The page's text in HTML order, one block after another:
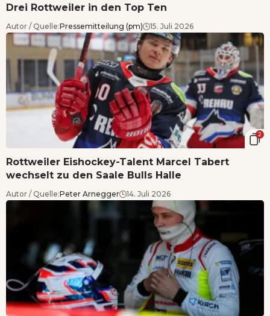
Drei Rottweiler in den Top Ten
Autor / Quelle:Pressemitteilung (pm) 15. Juli 2026
2
Rottweiler Eishockey-Talent Marcel Tabert
wechselt zu den Saale Bulls Halle
Autor / Quelle:Peter Arnegger 14. Juli 2026